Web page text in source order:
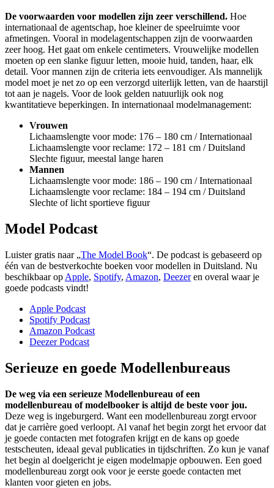
De voorwaarden voor modellen zijn zeer verschillend. Hoe
internationaal de agentschap, hoe kleiner de speelruimte voor
afmetingen. Vooral in modelagentschappen zijn de voorwaarden
zeer hoog. Het gaat om enkele centimeters. Vrouwelijke modellen
moeten op een slanke figuur letten, mooie huid, tanden, haar, elk
detail. Voor mannen zijn de criteria iets eenvoudiger. Als mannelijk
model moet je net zo op een verzorgd uiterlijk letten, van de haarstijl
tot aan je nagels. Voor de look gelden natuurlijk ook nog
kwantitatieve beperkingen. In internationaal modelmanagement:
Vrouwen
Lichaamslengte voor mode: 176 – 180 cm / Internationaal
Lichaamslengte voor reclame: 172 – 181 cm / Duitsland
Slechte figuur, meestal lange haren
Mannen
Lichaamslengte voor mode: 186 – 190 cm / Internationaal
Lichaamslengte voor reclame: 184 – 194 cm / Duitsland
Slechte of licht sportieve figuur
Model Podcast
Luister gratis naar „The Model Book“. De podcast is gebaseerd op
één van de bestverkochte boeken voor modellen in Duitsland. Nu
beschikbaar op Apple, Spotify, Amazon, Deezeren overal waar je
goede podcasts vindt!
Apple Podcast
Spotify Podcast
Amazon Podcast
Deezer Podcast
Serieuze en goede Modellenbureaus
De weg via een serieuze Modellenbureau of een
modellenbureau of modelbooker is altijd de beste voor jou.
Deze weg is ingeburgerd. Want een modellenbureau zorgt ervoor
dat je carrière goed verloopt. Al vanaf het begin zorgt het ervoor dat
je goede contacten met fotografen krijgt en de kans op goede
testscheuten, ideaal geval publicaties in tijdschriften. Zo kun je vanaf
het begin al doelgericht je eigen modelmapje opbouwen. Een goed
modellenbureau zorgt ook voor je eerste goede contacten met
klanten voor gieten en jobs.